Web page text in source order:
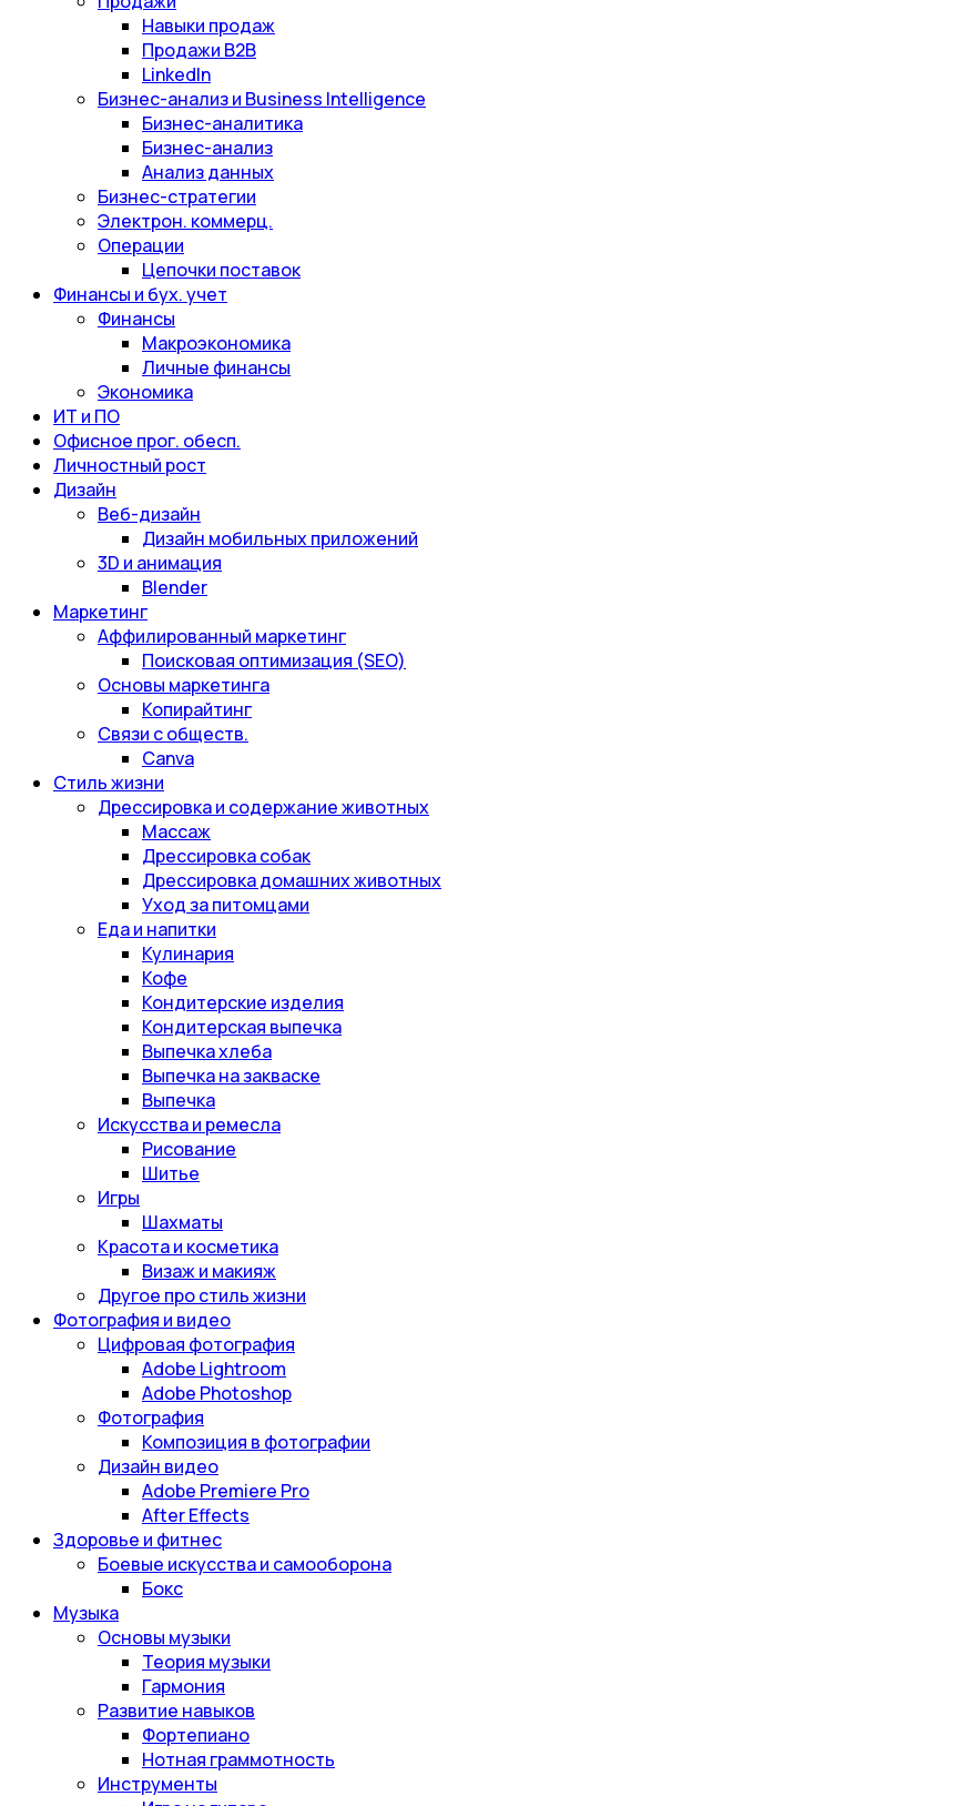
Навыки продаж
Продажи B2B
LinkedIn
Бизнес-анализ и Business Intelligence
Бизнес-аналитика
Бизнес-анализ
Анализ данных
Бизнес-стратегии
Электрон. коммерц.
Операции
Цепочки поставок
Финансы и бух. учет
Финансы
Макроэкономика
Личные финансы
Экономика
ИТ и ПО
Офисное прог. обесп.
Личностный рост
Дизайн
Веб-дизайн
Дизайн мобильных приложений
3D и анимация
Blender
Маркетинг
Аффилированный маркетинг
Поисковая оптимизация (SEO)
Основы маркетинга
Копирайтинг
Связи с обществ.
Canva
Стиль жизни
Дрессировка и содержание животных
Массаж
Дрессировка собак
Дрессировка домашних животных
Уход за питомцами
Еда и напитки
Кулинария
Кофе
Кондитерские изделия
Кондитерская выпечка
Выпечка хлеба
Выпечка на закваске
Выпечка
Искусства и ремесла
Рисование
Шитье
Игры
Шахматы
Красота и косметика
Визаж и макияж
Другое про стиль жизни
Фотография и видео
Цифровая фотография
Adobe Lightroom
Adobe Photoshop
Фотография
Композиция в фотографии
Дизайн видео
Adobe Premiere Pro
After Effects
Здоровье и фитнес
Боевые искусства и самооборона
Бокс
Музыка
Основы музыки
Теория музыки
Гармония
Развитие навыков
Фортепиано
Нотная граммотность
Инструменты